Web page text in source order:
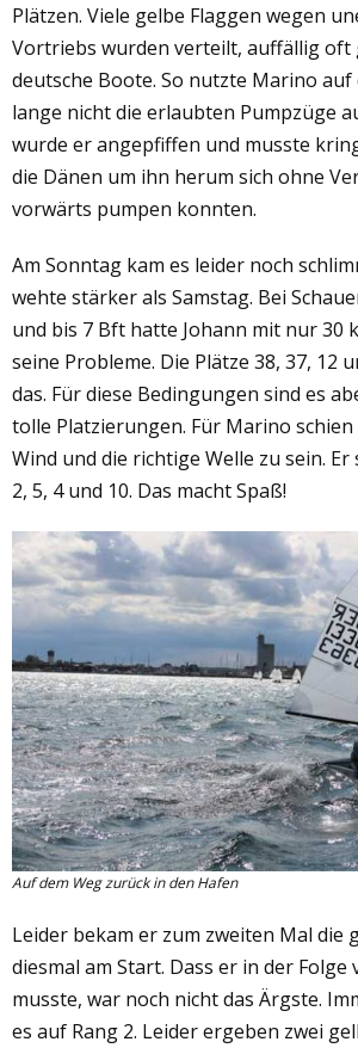
Plätzen. Viele gelbe Flaggen wegen
Vortriebs wurden verteilt, auffällig oft
deutsche Boote. So nutzte Marino
lange nicht die erlaubten Pumpzüge
wurde er angepfiffen und musste
die Dänen um ihn herum sich ohne
vorwärts pumpen konnten.
Am Sonntag kam es leider noch
wehte stärker als Samstag. Bei
und bis 7 Bft hatte Johann mit nur 30
seine Probleme. Die Plätze 38, 37, 12
das. Für diese Bedingungen sind es
tolle Platzierungen. Für Marino
Wind und die richtige Welle zu sein. Er
2, 5, 4 und 10. Das macht Spaß!
Auf dem Weg zurück in den Hafen
Leider bekam er zum zweiten Mal die
diesmal am Start. Dass er in der
musste, war noch nicht das Ärgste.
es auf Rang 2. Leider ergeben zwei